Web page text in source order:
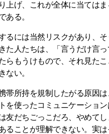
上げ、これが全体に当ては
ある。
るには当然リスクがあり、
た人たちは、「言うだけ言
らもうけもので、それ見た
ない。
帯所持を規制したがる原因
を使ったコミュニケーショ
友だちごっこだろ、やめて
ることが理解できない。実